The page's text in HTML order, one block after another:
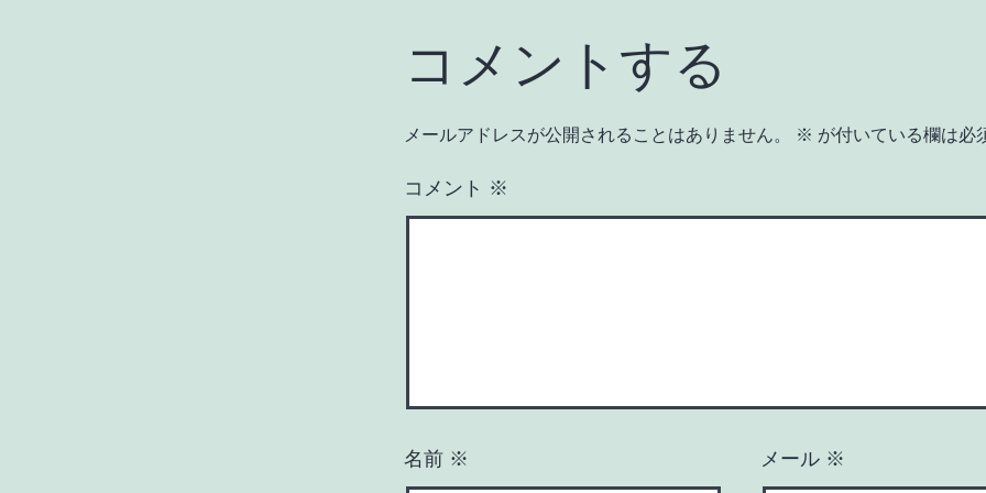
コメントする
メールアドレスが公開されることはありません。 ※ が付いている欄は必
コメント ※
名前 ※ メール ※